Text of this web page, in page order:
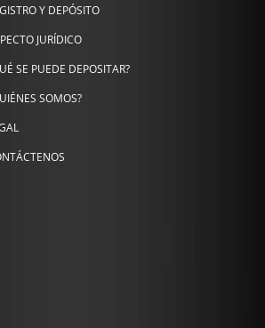
Y DEPÓSITO
JURÍDICO
SE PUEDE DEPOSITAR?
SOMOS?